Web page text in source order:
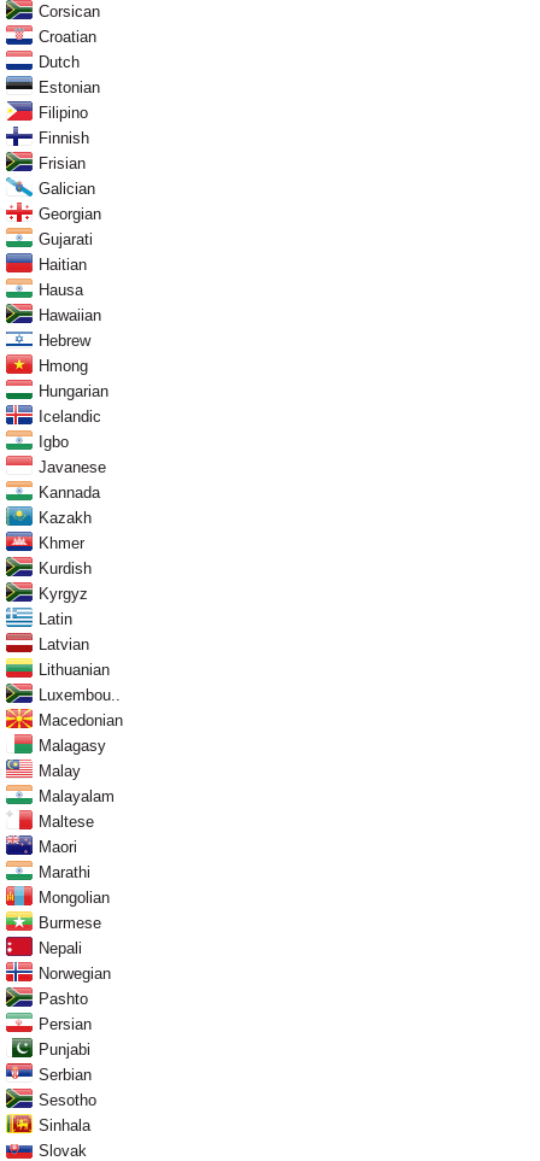
Corsican
Croatian
Dutch
Estonian
Filipino
Finnish
Frisian
Galician
Georgian
Gujarati
Haitian
Hausa
Hawaiian
Hebrew
Hmong
Hungarian
Icelandic
Igbo
Javanese
Kannada
Kazakh
Khmer
Kurdish
Kyrgyz
Latin
Latvian
Lithuanian
Luxembou..
Macedonian
Malagasy
Malay
Malayalam
Maltese
Maori
Marathi
Mongolian
Burmese
Nepali
Norwegian
Pashto
Persian
Punjabi
Serbian
Sesotho
Sinhala
Slovak